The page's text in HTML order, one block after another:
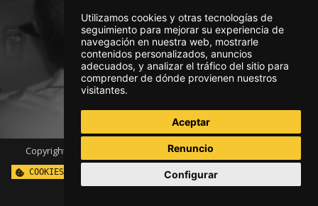
Utilizamos cookies y otras tecnologías de
seguimiento para mejorar su experiencia de
navegación en nuestra web, mostrarle
contenidos personalizados, anuncios
adecuados, y analizar el tráfico del sitio para
comprender de dónde provienen nuestros
visitantes.
Aceptar
Renuncio
Configurar
Copyright © www.immersivetechnologies.com
COOKIES CENTRO DE EXPERIENCIA